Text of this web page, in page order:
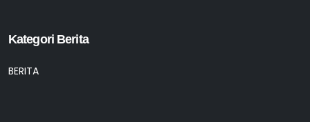
Kategori Berita
BERITA